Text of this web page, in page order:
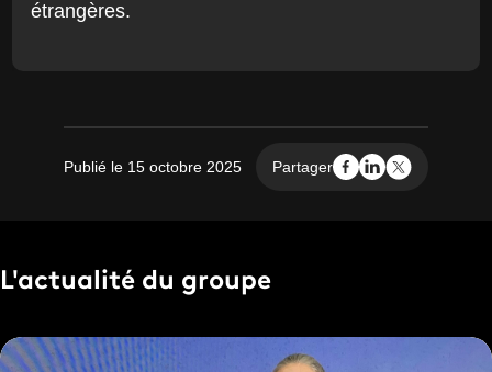
étrangères.
Publié le 15 octobre 2025 Partager
L'actualité du groupe